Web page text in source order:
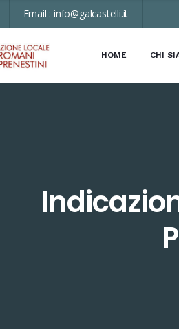
Email :info@galcastelli.it
HOME CHI